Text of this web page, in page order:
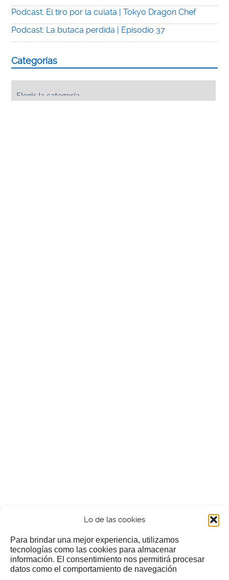
Lo de las cookies
Para brindar una mejor experiencia, utilizamos
tecnologías como las cookies para almacenar
información. El consentimiento nos permitirá procesar
datos como el comportamiento de navegación
Podcast: El tiro por la culata | Tokyo Dragon Chef
Podcast: La butaca perdida | Episodio 37
Categorías
¿Nos invitas a un cafecillo?